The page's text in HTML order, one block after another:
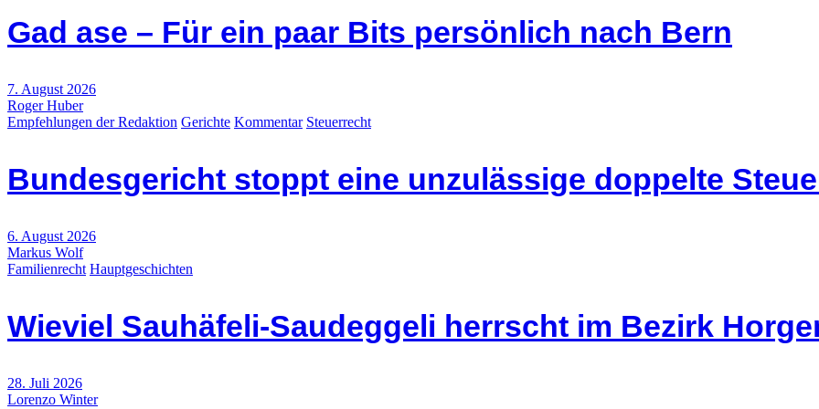
Gad ase – Für ein paar Bits persönlich nach Bern
7. August 2026
Roger Huber
Empfehlungen der Redaktion Gerichte Kommentar Steuerrecht
Bundesgericht stoppt eine unzulässige doppelte
6. August 2026
Markus Wolf
Familienrecht Hauptgeschichten
Wieviel Sauhäfeli-Saudeggeli herrscht im Bezirk
28. Juli 2026
Lorenzo Winter